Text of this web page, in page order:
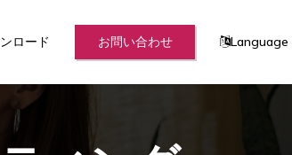
ロード お問い合わせ Language